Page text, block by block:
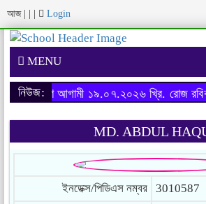
আজ Login
MENU
নিউজ:
ফরম পূরণ আগামী ১৯.০৭.২০২৬ খ্রি. রোজ
MD. ABDUL
ইনডেক্স/পিডিএস নম্বর
3010587